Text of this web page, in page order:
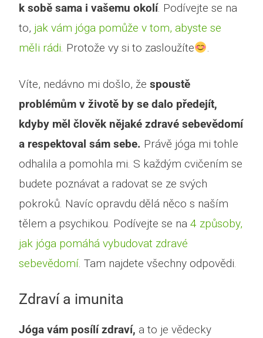
k sobě sama i vašemu okolí. Podívejte se na
to, jak vám jóga pomůže v tom, abyste se
měli rádi. Protože vy si to zasloužíte .
Víte, nedávno mi došlo, že spoustě
problémům v životě by se dalo předejít,
kdyby měl člověk nějaké zdravé sebevědomí
a respektoval sám sebe. Právě jóga mi tohle
odhalila a pomohla mi. S každým cvičením se
budete poznávat a radovat se ze svých
pokroků. Navíc opravdu dělá něco s naším
tělem a psychikou. Podívejte se na 4 způsoby,
jak jóga pomáhá vybudovat zdravé
sebevědomí. Tam najdete všechny odpovědi.
Zdraví a imunita
Jóga vám posílí zdraví, a to je vědecky